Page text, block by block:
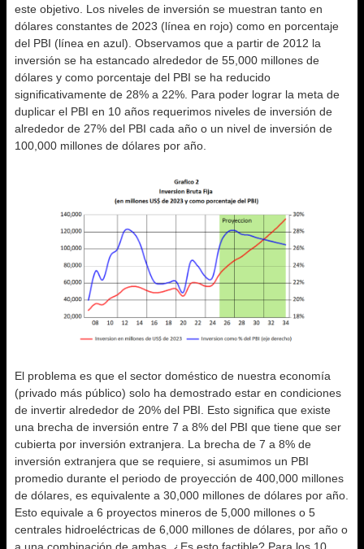
este objetivo. Los niveles de inversión se muestran tanto en
dólares constantes de 2023 (línea en rojo) como en porcentaje
del PBI (línea en azul). Observamos que a partir de 2012 la
inversión se ha estancado alrededor de 55,000 millones de
dólares y como porcentaje del PBI se ha reducido
significativamente de 28% a 22%. Para poder lograr la meta de
duplicar el PBI en 10 años requerimos niveles de inversión de
alrededor de 27% del PBI cada año o un nivel de inversión de
100,000 millones de dólares por año.
El problema es que el sector doméstico de nuestra economía
(privado más público) solo ha demostrado estar en condiciones
de invertir alrededor de 20% del PBI. Esto significa que existe
una brecha de inversión entre 7 a 8% del PBI que tiene que ser
cubierta por inversión extranjera. La brecha de 7 a 8% de
inversión extranjera que se requiere, si asumimos un PBI
promedio durante el periodo de proyección de 400,000 millones
de dólares, es equivalente a 30,000 millones de dólares por año.
Esto equivale a 6 proyectos mineros de 5,000 millones o 5
centrales hidroeléctricas de 6,000 millones de dólares, por año o